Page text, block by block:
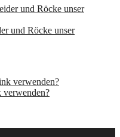
und Röcke unser